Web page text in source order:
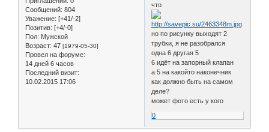
Сообщений: 804
Уважение: [+41/-2]
Позитив: [+4/-0]
Пол: Мужской
Возраст: 47 [1979-05-30]
Провел на форуме:
14 дней 6 часов
Последний визит:
10.02.2015 17:06
что
но по рисунку выходят 2
трубки, я не разобрался
одна 6 другая 5
6 идёт на запорный клапан
а 5 на какойто наконечник
как должно быть на самом
деле?
может фото есть у кого
0